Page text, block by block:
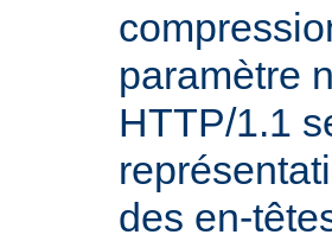
paramètre
HTTP/1.1
des en-